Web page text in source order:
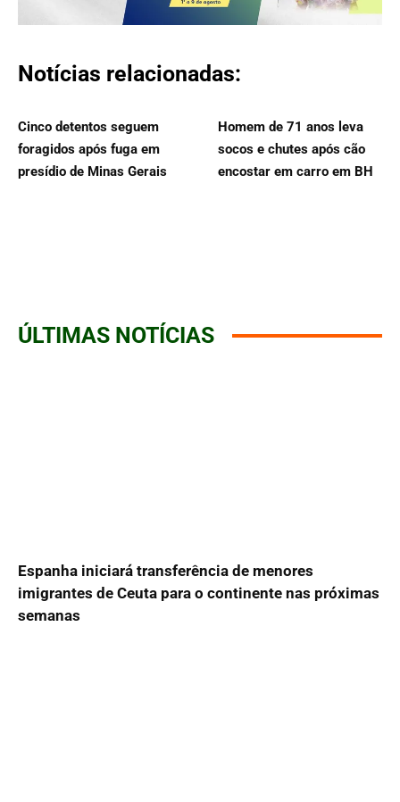
Notícias relacionadas:
Cinco detentos seguem
foragidos após fuga em
presídio de Minas Gerais
Homem de 71 anos leva
socos e chutes após cão
encostar em carro em BH
ÚLTIMAS NOTÍCIAS
Espanha iniciará transferência de menores
imigrantes de Ceuta para o continente nas próximas
semanas